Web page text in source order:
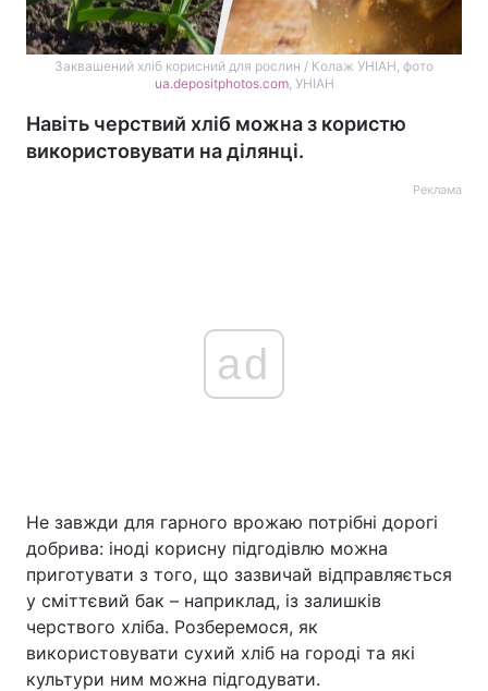
Україна Політика
Економіка Світ
Спорт Наука
Заквашений хліб корисний для рослин / Колаж УНІАН, фото
ua.depositphotos.com, УНІАН
Навіть черствий хліб можна з користю
використовувати на ділянці.
Реклама
ad
Не завжди для гарного врожаю потрібні дорогі
добрива: іноді корисну підгодівлю можна
приготувати з того, що зазвичай відправляється
у сміттєвий бак – наприклад, із залишків
черствого хліба. Розберемося, як
використовувати сухий хліб на городі та які
культури ним можна підгодувати.